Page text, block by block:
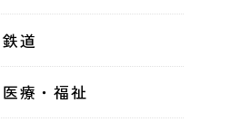
鉄道
医療・福祉